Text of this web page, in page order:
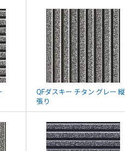
QFダスキー チタン グレー 縦
張り